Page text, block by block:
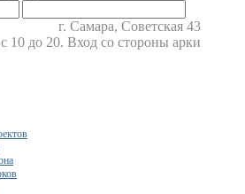
г. Самара, Советская 43
10 до 20. Вход со стороны арки